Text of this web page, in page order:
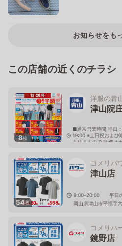
お知らせをも
この店舗の近くのチラシ
8枚
洋服の青
津山院
■通常営業時間 平日
19:00 ※土日祝および
ありますので 詳細は
54枚
コメリパ
津山店
9:00-20:00 平日の
岡山県津山市平福字
コメリハ
鏡野店